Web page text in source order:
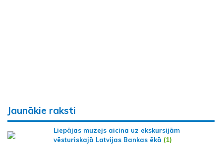
Jaunākie raksti
Liepājas muzejs aicina uz ekskursijām
vēsturiskajā Latvijas Bankas ēkā (1)